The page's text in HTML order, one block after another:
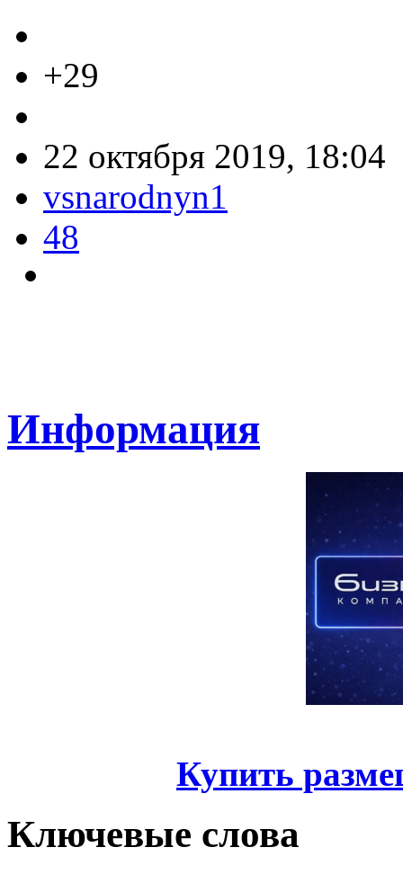
+29
22 октября 2019, 18:04
vsnarodnyn1
48
Информация
Купить
Ключевые слова